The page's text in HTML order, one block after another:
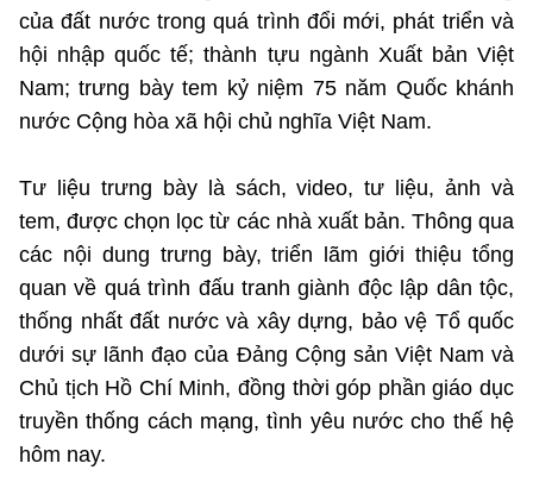
Chọn ngôn ngữ
Vietnamese English
BỘ KHOA HỌC VÀ CÔNG NGHỆ
MINISTRY OF SCIENCE AND TECHNOLOGY
Điều khoản sử dụng Theo dõi MST: Góp ý
Cơ quan chủ quản: Bộ Khoa học và Công nghệ (MST)
Chịu trách nhiệm nội dung: Nguyễn Thị Hải Hằng
Giám đốc Trung tâm Truyền thông Khoa học và Công nghệ.
Liên hệ
Địa chỉ: Ban Biên tập Cổng TTĐT - 18 Nguyễn Du, TP. Hà Nội
Điện thoại: 024 3936 9506
của đất nước trong quá trình đổi mới, phát triển và
hội nhập quốc tế; thành tựu ngành Xuất bản Việt
Nam; trưng bày tem kỷ niệm 75 năm Quốc khánh
nước Cộng hòa xã hội chủ nghĩa Việt Nam.
Tư liệu trưng bày là sách, video, tư liệu, ảnh và
tem, được chọn lọc từ các nhà xuất bản. Thông qua
các nội dung trưng bày, triển lãm giới thiệu tổng
quan về quá trình đấu tranh giành độc lập dân tộc,
thống nhất đất nước và xây dựng, bảo vệ Tổ quốc
dưới sự lãnh đạo của Đảng Cộng sản Việt Nam và
Chủ tịch Hồ Chí Minh, đồng thời góp phần giáo dục
truyền thống cách mạng, tình yêu nước cho thế hệ
hôm nay.